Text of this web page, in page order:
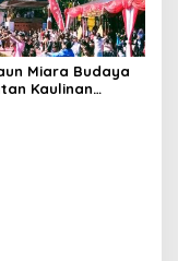
Miara Budaya
Kaulinan